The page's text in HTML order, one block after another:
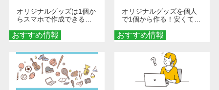
おすすめ情報
オリジナルグッズは1個か
らスマホで作成できる！
くなる巾着＆ポーチ活用
術
おすすめ情報
オリジナルグッズを個人
で1個から作る！安くて簡
秘訣